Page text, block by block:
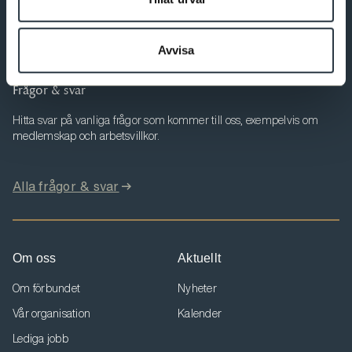
Avvisa
Frågor & svar
Hitta svar på vanliga frågor som kommer till oss, exempelvis om
medlemskap och arbetsvillkor.
Alla frågor & svar
Om oss
Om förbundet
Vår organisation
Lediga jobb
Aktuellt
Nyheter
Kalender